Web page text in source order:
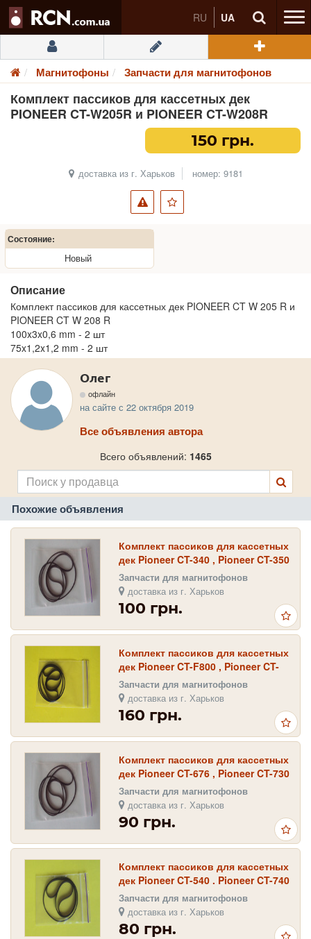
RU UA
Магнитофоны Запчасти для магнитофонов
Комплект пассиков для кассетных дек
PIONEER CT-W205R и PIONEER CT-W208R
150 грн.
доставка из г. Харьков номер: 9181
Состояние:
Новый
Описание
Комплект пассиков для кассетных дек PIONEER CT W 205 R и
PIONEER CT W 208 R
100x3x0,6 mm - 2 шт
75x1,2x1,2 mm - 2 шт
Олег
офлайн
на сайте с 22 октября 2019
Все объявления автора
Всего объявлений: 1465
Похожие объявления
Комплект пассиков для кассетных
дек Pioneer CT-340 , Pioneer CT-350
, Pioneer CT-405 , CT-450 , CT-5
Запчасти для магнитофонов
доставка из г. Харьков
100 грн.
Комплект пассиков для кассетных
дек Pioneer CT-F800 , Pioneer CT-
F850 , Pioneer CT-F900 , CT-F950
Запчасти для магнитофонов
доставка из г. Харьков
160 грн.
Комплект пассиков для кассетных
дек Pioneer CT-676 , Pioneer CT-730
, Pioneer CT-737 , Pioneer CT-75
Запчасти для магнитофонов
доставка из г. Харьков
90 грн.
Комплект пассиков для кассетных
дек Pioneer CT-540 . Pioneer CT-740
, Pioneer CT-940 , CT-850
Запчасти для магнитофонов
доставка из г. Харьков
80 грн.